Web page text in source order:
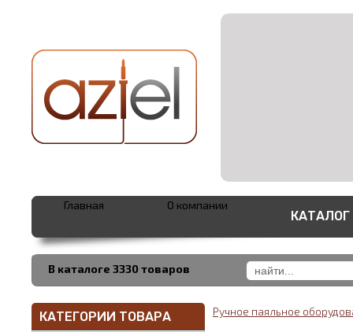
В каталоге 3330 товаров
Главная О компании
КАТАЛОГ
КАТЕГОРИИ ТОВАРА Ручное паяльное